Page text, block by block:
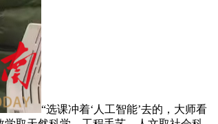
“选课冲着‘人工智能’去的，大师看